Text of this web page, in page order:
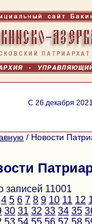
С 26 декабря
/ Новости
записей 11001
4 5 6 7 8 9 10 11 12
30 31 32 33 34 35
53 54 55 56 57 58